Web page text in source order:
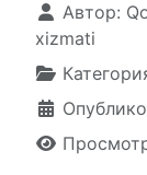
Автор:
xizmati